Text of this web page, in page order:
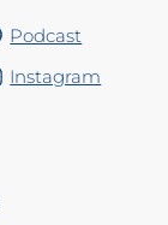
Podcast
Instagram